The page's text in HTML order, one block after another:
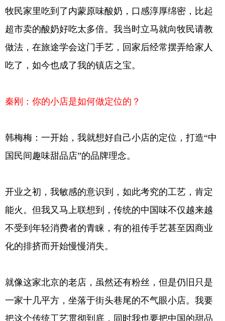
牧民家里吃到了内蒙原味酸奶，口感淳厚绵密，比起
超市卖的酸奶好吃太多倍。我当时立马就向牧民请教
做法，在旅途学会这门手艺，回家后经常摆弄给家人
吃了，如今也成了我的镇店之宝。
秦刚：你的小店是如何做定位的？
韩梅梅：一开始，我就想好自己小店的定位，打造“中
国民间趣味甜品店”的品牌理念。
开业之初，我敏感的意识到，如此考究的工艺，肯定
能火。但我又马上联想到，传统的中国味不仅越来越
不受到年轻消费者的青睐，有的祖传手艺甚至因商业
化的排挤而开始慢慢消失。
就像这家北京的老店，虽然还有粉丝，但是仍旧只是
一家十几平方，坐落于街头巷尾的不气眼小店。我要
把这个传统工艺贯彻到底，同时我也要把中国的甜品